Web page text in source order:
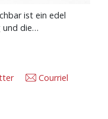
ist ein edel
und die…
Courriel